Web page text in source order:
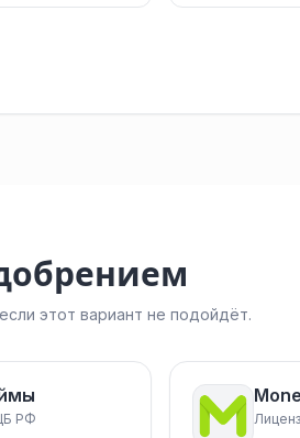
этот вариант не подойдёт.
РФ